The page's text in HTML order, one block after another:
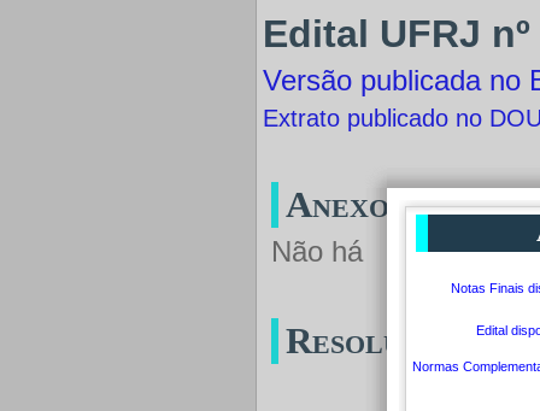
Edital UFRJ
Versão publicada no
Extrato publicado no
Anexos
Não há
Resoluções
Notas Finais
Edital
Normas